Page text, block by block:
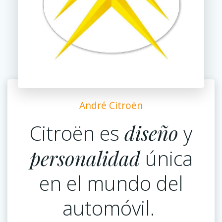
André Citroën
Citroën es diseño y
personalidadúnica
en el mundo del
automóvil.